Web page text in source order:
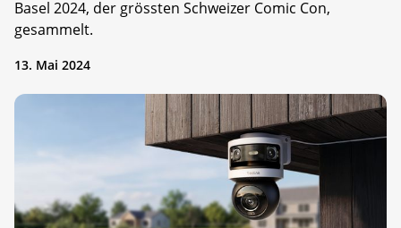
Basel 2024, der grössten Schweizer Comic Con,
gesammelt.
13. Mai 2024